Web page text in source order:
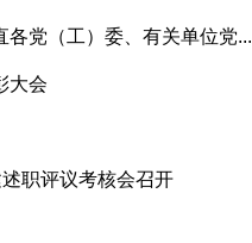
党（工）委、有关单位党...
大会
职评议考核会召开